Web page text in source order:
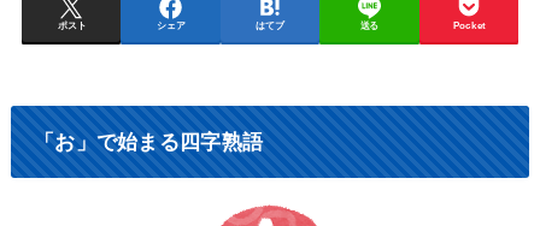
ポスト シェア はてブ 送る Pocket
「お」で始まる四字熟語